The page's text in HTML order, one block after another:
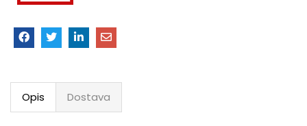
Opis Dostava